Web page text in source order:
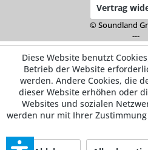
Vertrag
© Soundland
---
Diese Website benutzt
Betrieb der Website
werden. Andere Cookies, die
dieser Website erhöhen oder
Websites und sozialen
werden nur mit Ihrer Zustimmung